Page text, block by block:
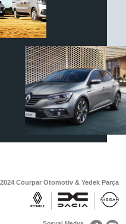
ticari araçlar için
Courpar’da
Renault & Dacia Araçlarınızda
Yedek Parça Çözümleri için
En Güvenilir Destek Noktası
Courpar Otomotiv & Yedek Parça